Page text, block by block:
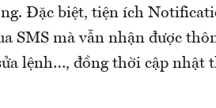
Đặc biệt, tiện ích
SMS mà vẫn nhận được
lệnh…, đồng thời cập nhật